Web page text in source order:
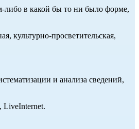
либо в какой бы то ни было форме,
культурно-просветительская,
и анализа сведений,
, LiveInternet.